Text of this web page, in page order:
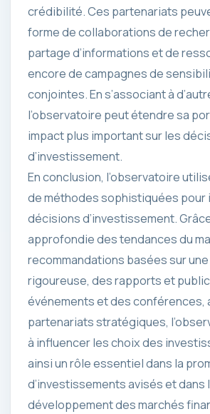
crédibilité. Ces partenariats
forme de collaborations de
partage d’informations et de
encore de campagnes de
conjointes. En s’associant à
l’observatoire peut étendre sa
impact plus important sur les
d’investissement.
En conclusion, l’observatoire
de méthodes sophistiquées pour
décisions d’investissement.
approfondie des tendances du
recommandations basées sur
rigoureuse, des rapports et
événements et des conférences,
partenariats stratégiques,
à influencer les choix des
ainsi un rôle essentiel dans la
d’investissements avisés et dans
développement des marchés